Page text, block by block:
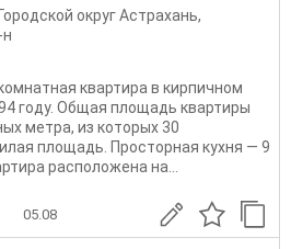
Городской округ Астрахань,
квартира в кирпичном
году. Общая площадь квартиры
метра, из которых 30
площадь. Просторная кухня — 9
расположена на...
05.08